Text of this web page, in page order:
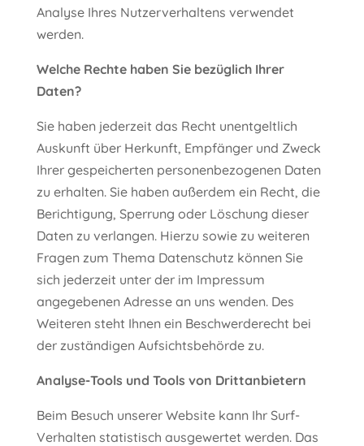
Analyse Ihres Nutzerverhaltens verwendet
werden.
Welche Rechte haben Sie bezüglich Ihrer
Daten?
Sie haben jederzeit das Recht unentgeltlich
Auskunft über Herkunft, Empfänger und Zweck
Ihrer gespeicherten personenbezogenen Daten
zu erhalten. Sie haben außerdem ein Recht, die
Berichtigung, Sperrung oder Löschung dieser
Daten zu verlangen. Hierzu sowie zu weiteren
Fragen zum Thema Datenschutz können Sie
sich jederzeit unter der im Impressum
angegebenen Adresse an uns wenden. Des
Weiteren steht Ihnen ein Beschwerderecht bei
der zuständigen Aufsichtsbehörde zu.
Analyse-Tools und Tools von Drittanbietern
Beim Besuch unserer Website kann Ihr Surf-
Verhalten statistisch ausgewertet werden. Das